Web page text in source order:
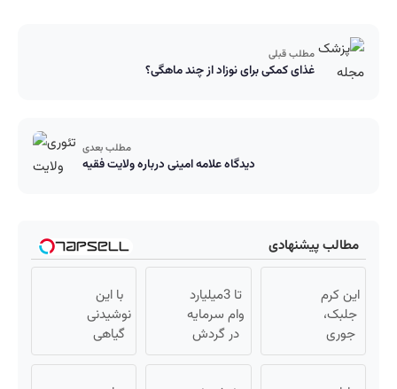
مطلب قبلی
غذای کمکی برای نوزاد از چند ماهگی؟
مطلب بعدی
دیدگاه علامه امینى درباره ولایت فقیه
مطالب پیشنهادی
این کرم
جلبک،
جوری
چروکاتو
تا 3میلیارد
وام سرمایه
در گردش
فروشندگان
با این
نوشیدنی
گیاهی
کبدت